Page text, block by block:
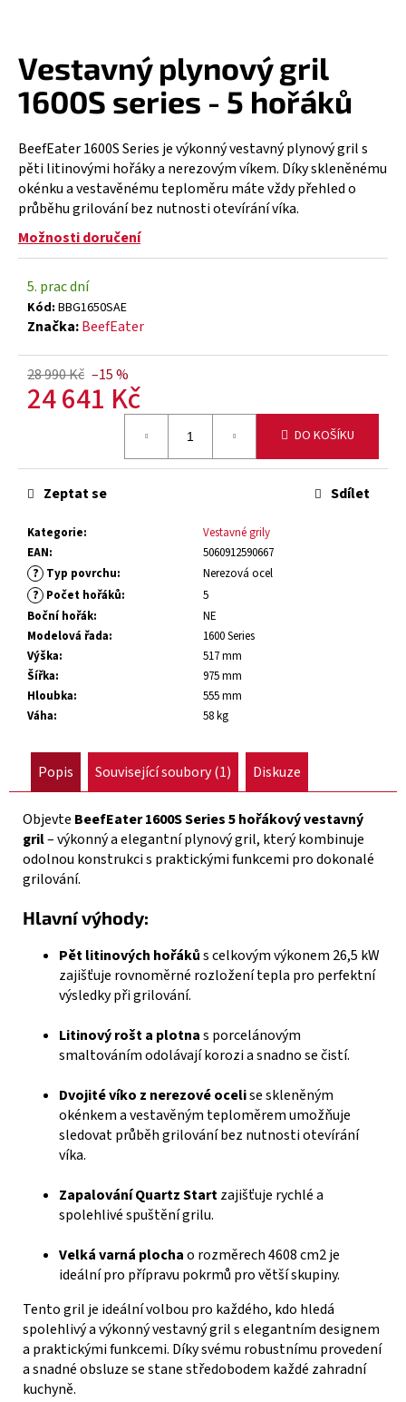
Vestavný plynový gril
1600S series - 5 hořáků
BeefEater 1600S Series je výkonný vestavný plynový gril s
pěti litinovými hořáky a nerezovým víkem. Díky skleněnému
okénku a vestavěnému teploměru máte vždy přehled o
průběhu grilování bez nutnosti otevírání víka.
Možnosti doručení
5. prac dní
Kód: BBG1650SAE
Značka:BeefEater
28 990 Kč –15 %
24 641 Kč
DO KOŠÍKU
Kategorie:
Vestavné grily
EAN: 5060912590667
? Typ povrchu: Nerezová ocel
? Počet hořáků:
5
Boční hořák:
NE
Modelová řada:
1600 Series
Výška:
517 mm
Šířka:
975 mm
Hloubka:
555 mm
Váha: 58 kg
Zeptat se Sdílet
Popis Související soubory (1) Diskuze
Objevte BeefEater 1600S Series 5 hořákový vestavný
gril– výkonný a elegantní plynový gril, který kombinuje
odolnou konstrukci s praktickými funkcemi pro dokonalé
grilování.
Hlavní výhody:
Pět litinových hořákůs celkovým výkonem 26,5 kW
zajišťuje rovnoměrné rozložení tepla pro perfektní
výsledky při grilování.
Litinový rošt a plotnas porcelánovým
smaltováním odolávají korozi a snadno se čistí.
Dvojité víko z nerezové ocelise skleněným
okénkem a vestavěným teploměrem umožňuje
sledovat průběh grilování bez nutnosti otevírání
víka.
Zapalování Quartz Startzajišťuje rychlé a
spolehlivé spuštění grilu.
Velká varná plochao rozměrech 4608 cm2 je
ideální pro přípravu pokrmů pro větší skupiny.
Tento gril je ideální volbou pro každého, kdo hledá
spolehlivý a výkonný vestavný gril s elegantním designem
a praktickými funkcemi. Díky svému robustnímu provedení
a snadné obsluze se stane středobodem každé zahradní
kuchyně.
í
t
?
HLEDAT
D
o
p
o
u
e
m
PLYNOVÝ
GRIL
1500
SERIES
5+1
36
974
Kč
Původně:
499